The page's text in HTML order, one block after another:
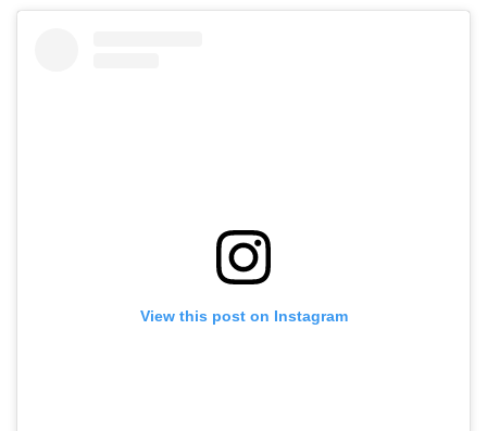
View this post on Instagram